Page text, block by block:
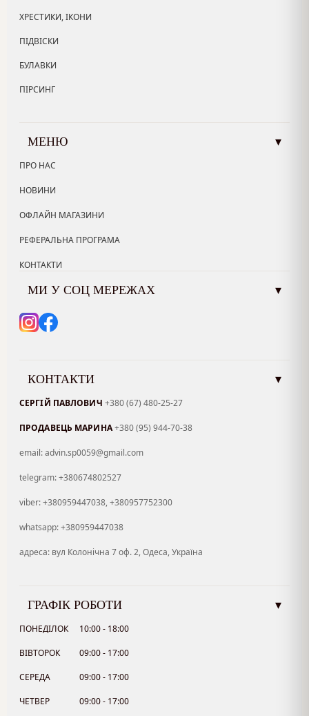
ХРЕСТИКИ, ІКОНИ
ПІДВІСКИ
БУЛАВКИ
ПІРСИНГ
МЕНЮ ▾
ПРО НАС
НОВИНИ
ОФЛАЙН МАГАЗИНИ
РЕФЕРАЛЬНА ПРОГРАМА
КОНТАКТИ
МИ У СОЦ МЕРЕЖАХ ▾
КОНТАКТИ ▾
СЕРГІЙ ПАВЛОВИЧ +380 (67) 480-25-27
ПРОДАВЕЦЬ МАРИНА+380 (95) 944-70-38
email: advin.sp0059@gmail.com
telegram: +380674802527
viber: +380959447038, +380957752300
whatsapp: +380959447038
адреса: вул Колонічна 7 оф. 2, Одеса, Україна
ГРАФІК РОБОТИ ▾
ПОНЕДІЛОК 10:00 - 18:00
ВІВТОРОК 09:00 - 17:00
СЕРЕДА 09:00 - 17:00
ЧЕТВЕР 09:00 - 17:00